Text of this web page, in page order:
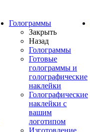
Голограммы
Закрыть
Назад
Голограммы
Готовые
голограммы и
голографические
наклейки
Голографические
наклейки с
вашим
логотипом
Изготовление